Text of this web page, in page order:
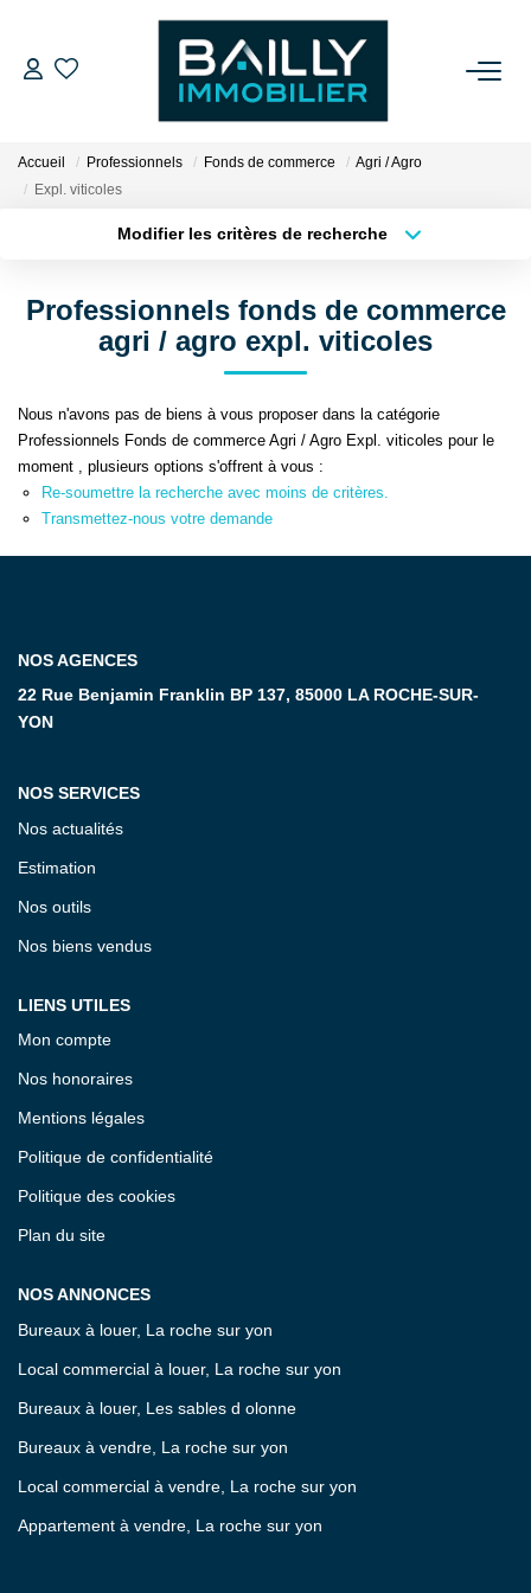
ACHETER
NOS AGENCES
Notre Équipe
Nos Partenaires
Accueil Professionnels Fonds de commerce
Agri / Agro
Expl. viticoles
Modifier les critères de recherche
Sélectionnez...
Type de bien
Surface min
Créer une alerte
Professionnels fonds de commerce
agri / agro expl. viticoles
Nous n'avons pas de biens à vous proposer dans la catégorie
Professionnels Fonds de commerce Agri / Agro Expl. viticoles pour le
moment , plusieurs options s'offrent à vous :
Re-soumettre la recherche avec moins de critères.
Transmettez-nous votre demande
NOS AGENCES
22 Rue Benjamin Franklin BP 137, 85000 LA ROCHE-SUR-
YON
NOS SERVICES
Nos actualités
Estimation
Nos outils
Nos biens vendus
LIENS UTILES
Mon compte
Nos honoraires
Mentions légales
Politique de confidentialité
Politique des cookies
Plan du site
NOS ANNONCES
Bureaux à louer, La roche sur yon
Local commercial à louer, La roche sur yon
Bureaux à louer, Les sables d olonne
Bureaux à vendre, La roche sur yon
Local commercial à vendre, La roche sur yon
Appartement à vendre, La roche sur yon